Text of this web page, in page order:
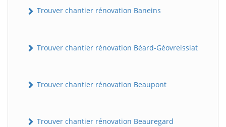
Trouver chantier rénovation Baneins
Trouver chantier rénovation Béard-Géovreissiat
Trouver chantier rénovation Beaupont
Trouver chantier rénovation Beauregard